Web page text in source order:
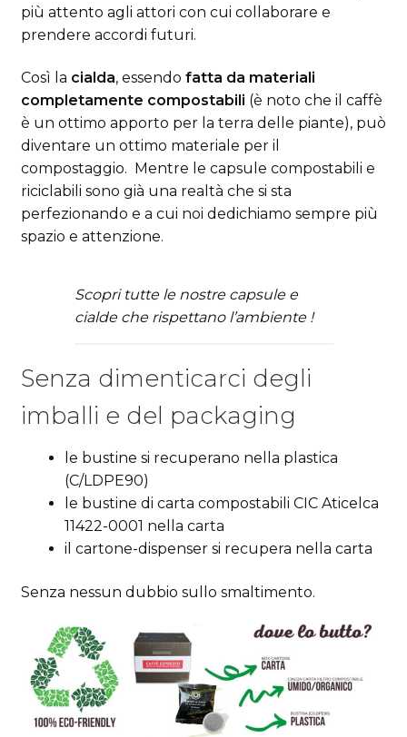
più attento agli attori con cui collaborare e
prendere accordi futuri.
Così la cialda, essendo fatta da materiali
completamente compostabili (è noto che il caffè
è un ottimo apporto per la terra delle piante), può
diventare un ottimo materiale per il
compostaggio. Mentre le capsule compostabili e
riciclabili sono già una realtà che si sta
perfezionando e a cui noi dedichiamo sempre più
spazio e attenzione.
Scopri tutte le nostre capsule e
cialde che rispettano l’ambiente !
Senza dimenticarci degli
imballi e del packaging
le bustine si recuperano nella plastica
(C/LDPE90)
le bustine di carta compostabili CIC Aticelca
11422-0001 nella carta
il cartone-dispenser si recupera nella carta
Senza nessun dubbio sullo smaltimento.